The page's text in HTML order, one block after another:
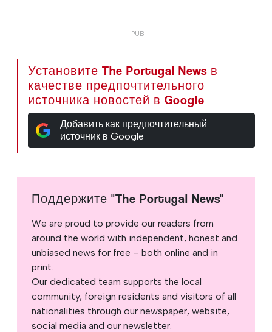
Установите The Portugal News в
качестве предпочтительного
источника новостей в Google
Добавить как предпочтительный
источник в Google
Поддержите "The Portugal News"
We are proud to provide our readers from
around the world with independent, honest and
unbiased news for free – both online and in
print.
Our dedicated team supports the local
community, foreign residents and visitors of all
nationalities through our newspaper, website,
social media and our newsletter.